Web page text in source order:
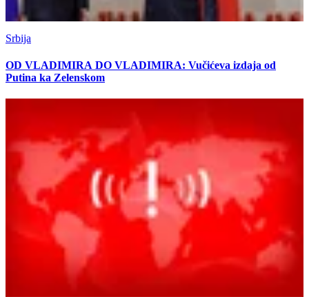
Srbija
OD VLADIMIRA DO VLADIMIRA: Vučićeva izdaja od
Putina ka Zelenskom